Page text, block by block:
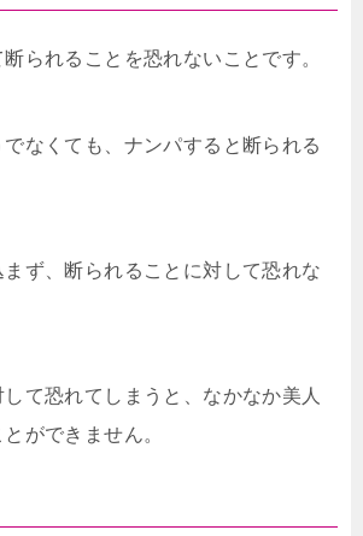
られることを恐れないことです。
なくても、ナンパすると断られる
ず、断られることに対して恐れな
て恐れてしまうと、なかなか美人
ができません。